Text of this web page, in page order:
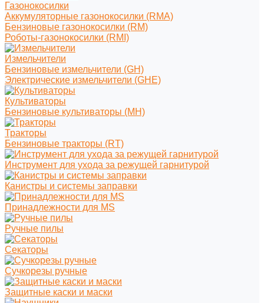
Газонокосилки
Аккумуляторные газонокосилки (RMA)
Бензиновые газонокосилки (RM)
Роботы-газонокосилки (RMI)
Измельчители
Бензиновые измельчители (GH)
Электрические измельчители (GHE)
Культиваторы
Бензиновые культиваторы (MH)
Тракторы
Бензиновые тракторы (RT)
Инструмент для ухода за режущей гарнитурой
Канистры и системы заправки
Принадлежности для MS
Ручные пилы
Секаторы
Сучкорезы ручные
Защитные каски и маски